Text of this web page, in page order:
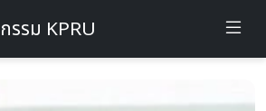
รรม KPRU